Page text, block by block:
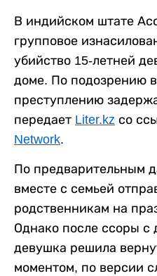
В индийском штате
групповое
убийство 15-летней
доме. По подозрению
преступлению
передает Liter.kz со
Network.
По предварительным
вместе с семьей
родственникам на
Однако после ссоры с
девушка решила
моментом, по версии